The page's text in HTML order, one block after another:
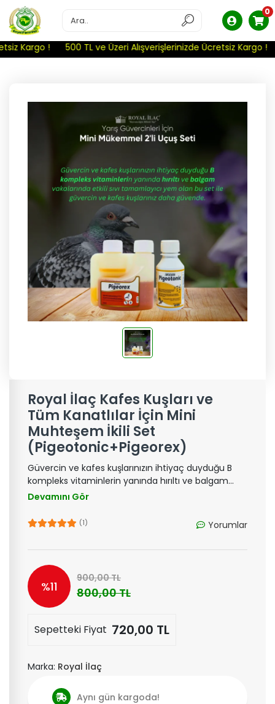
Kargo ! 500 TL ve Üzeri Alışverişlerinizde Ücretsiz Kargo !
0
Royal İlaç Kafes Kuşları ve
Tüm Kanatlılar İçin Mini
Muhteşem İkili Set
(Pigeotonic+Pigeorex)
Güvercin ve kafes kuşlarınızın ihtiyaç duyduğu B
kompleks vitaminlerin yanında hırıltı ve balgam
vakalarında etkili sıvı tamamlayıcı yem olan bu set
Devamını Gör
(1) Yorumlar
%11
900,00 TL
800,00 TL
Sepetteki Fiyat 720,00 TL
Marka: Royal İlaç
Aynı gün kargoda!